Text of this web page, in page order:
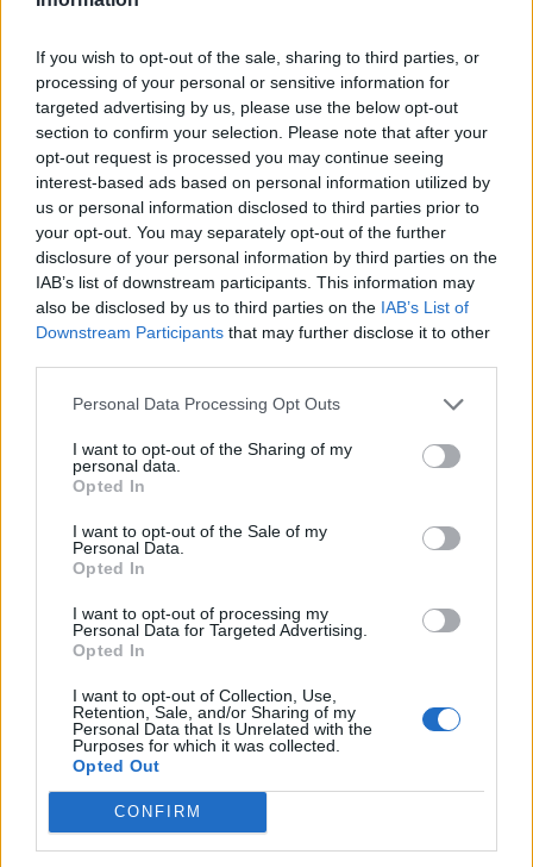
If you wish to opt-out of the sale, sharing to third parties, or
processing of your personal or sensitive information for
targeted advertising by us, please use the below opt-out
section to confirm your selection. Please note that after your
opt-out request is processed you may continue seeing
interest-based ads based on personal information utilized by
us or personal information disclosed to third parties prior to
your opt-out. You may separately opt-out of the further
disclosure of your personal information by third parties on the
IAB’s list of downstream participants. This information may
also be disclosed by us to third parties on the IAB’s List of
Downstream Participants that may further disclose it to other
Personal Data Processing Opt Outs
I want to opt-out of the Sharing of my
personal data.
Opted In
I want to opt-out of the Sale of my
Personal Data.
Opted In
I want to opt-out of processing my
Personal Data for Targeted Advertising.
Opted In
I want to opt-out of Collection, Use,
Retention, Sale, and/or Sharing of my
Personal Data that Is Unrelated with the
Purposes for which it was collected.
Opted Out
CONFIRM
Stryker για το Στρατό
Ξηράς μέσω EDA: Θετικές
οι ΗΠΑ – Αναμονή για
αριθμό, εκδόσεις και
κατάσταση οχημάτων
ΗΠΑ: Τα νέα
κλάσης
θα είναι από
πλοία που
ΔΙΑΦΗΜΙΣΗ